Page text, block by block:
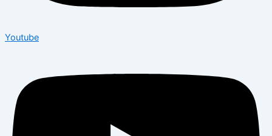
Youtube